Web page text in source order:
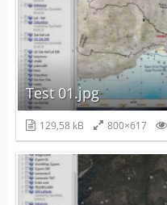
Test 01.jpg
129,58 kB 800×617